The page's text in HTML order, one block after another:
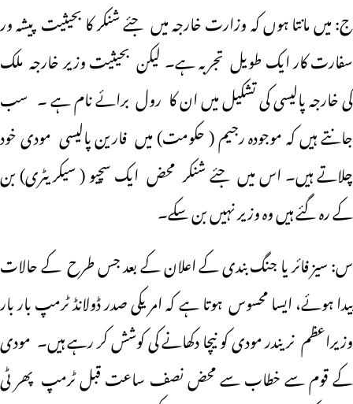
ج: میں مانتا ہوں کہ وزارت خارجہ میں جئے شنکر کا بحیثیت پیشہ ور
سفارت کار ایک طویل تجربہ ہے۔ لیکن بحیثیت وزیر خارجہ ملک
کی خارجہ پالیسی کی تشکیل میں ان کا رول برائے نام ہے ۔ سب
جانتے ہیں کہ موجودہ رجیم ( حکومت) میں فارین پالیسی مودی خود
چلاتے ہیں۔ اس میں جئے شنکر محض ایک سچیو ( سیکریٹری) بن
کے رہ گئے ہیں وہ وزیر نہیں بن سکے۔
س: سیز فائر یا جنگ بندی کے اعلان کے بعد جس طرح کے حالات
پیدا ہوئے، ایسا محسوس ہوتا ہے کہ امریکی صدر ڈولانڈ ٹرمپ بار بار
وزیراعظم نریندر مودی کو نیچا دکھانے کی کوشش کر رہے ہیں۔ مودی
کے قوم سے خطاب سے محض نصف ساعت قبل ٹرمپ پھر ٹی